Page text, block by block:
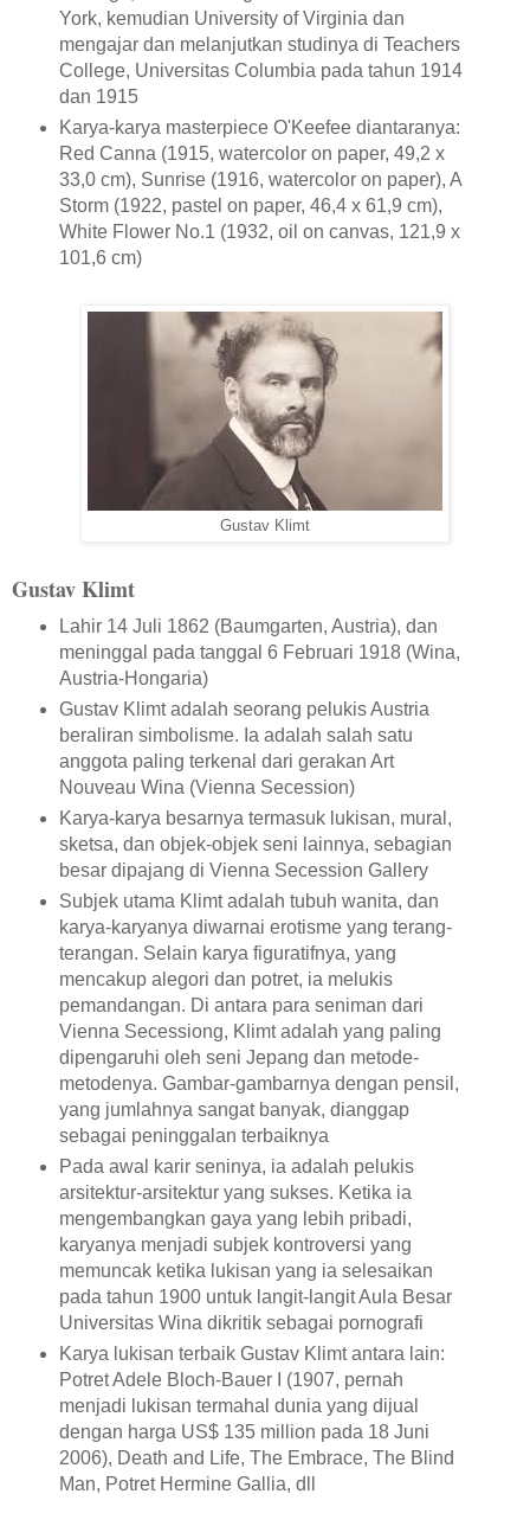
York, kemudian University of Virginia dan
mengajar dan melanjutkan studinya di Teachers
College, Universitas Columbia pada tahun 1914
dan 1915
Karya-karya masterpiece O'Keefee diantaranya:
Red Canna (1915, watercolor on paper, 49,2 x
33,0 cm), Sunrise (1916, watercolor on paper), A
Storm (1922, pastel on paper, 46,4 x 61,9 cm),
White Flower No.1 (1932, oil on canvas, 121,9 x
101,6 cm)
Gustav Klimt
Gustav Klimt
Lahir 14 Juli 1862 (Baumgarten, Austria), dan
meninggal pada tanggal 6 Februari 1918 (Wina,
Austria-Hongaria)
Gustav Klimt adalah seorang pelukis Austria
beraliran simbolisme. Ia adalah salah satu
anggota paling terkenal dari gerakan Art
Nouveau Wina (Vienna Secession)
Karya-karya besarnya termasuk lukisan, mural,
sketsa, dan objek-objek seni lainnya, sebagian
besar dipajang di Vienna Secession Gallery
Subjek utama Klimt adalah tubuh wanita, dan
karya-karyanya diwarnai erotisme yang terang-
terangan. Selain karya figuratifnya, yang
mencakup alegori dan potret, ia melukis
pemandangan. Di antara para seniman dari
Vienna Secessiong, Klimt adalah yang paling
dipengaruhi oleh seni Jepang dan metode-
metodenya. Gambar-gambarnya dengan pensil,
yang jumlahnya sangat banyak, dianggap
sebagai peninggalan terbaiknya
Pada awal karir seninya, ia adalah pelukis
arsitektur-arsitektur yang sukses. Ketika ia
mengembangkan gaya yang lebih pribadi,
karyanya menjadi subjek kontroversi yang
memuncak ketika lukisan yang ia selesaikan
pada tahun 1900 untuk langit-langit Aula Besar
Universitas Wina dikritik sebagai pornografi
Karya lukisan terbaik Gustav Klimt antara lain:
Potret Adele Bloch-Bauer I (1907, pernah
menjadi lukisan termahal dunia yang dijual
dengan harga US$ 135 million pada 18 Juni
2006), Death and Life, The Embrace, The Blind
Man, Potret Hermine Gallia, dll